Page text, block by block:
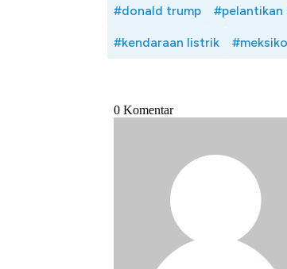
#donald trump #pelantikan
#kendaraan listrik #meksiko